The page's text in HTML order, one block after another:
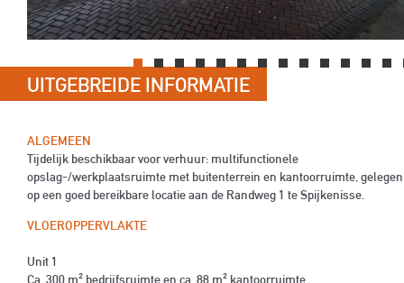
UITGEBREIDE INFORMATIE
ALGEMEEN
Tijdelijk beschikbaar voor verhuur: multifunctionele
opslag-/werkplaatsruimte met buitenterrein en kantoorruimte, gelegen
op een goed bereikbare locatie aan de Randweg 1 te Spijkenisse.
VLOEROPPERVLAKTE
Unit 1
Ca. 300 m² bedrijfsruimte en ca. 88 m² kantoorruimte